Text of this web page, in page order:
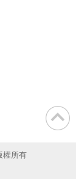
權所有